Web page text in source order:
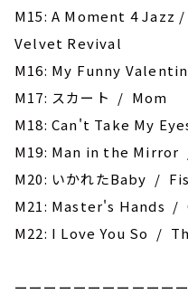
M15: A Moment 4 Jazz
Velvet Revival
M16: My Funny
M17: スカート / Mom
M18: Can't Take My
M19: Man in the
M20: いかれたBaby /
M21: Master's Hands
M22: I Love You So /
ーーーーーーーーーーー